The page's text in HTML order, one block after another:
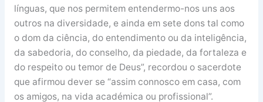
línguas, que nos permitem entendermo-nos uns aos
outros na diversidade, e ainda em sete dons tal como
o dom da ciência, do entendimento ou da inteligência,
da sabedoria, do conselho, da piedade, da fortaleza e
do respeito ou temor de Deus”, recordou o sacerdote
que afirmou dever se “assim connosco em casa, com
os amigos, na vida académica ou profissional”.